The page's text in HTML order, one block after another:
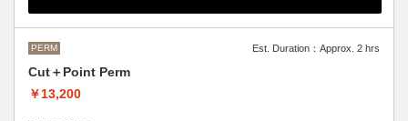
PERM Est. Duration：Approx. 2 hrs
Cut＋Point Perm
￥13,200